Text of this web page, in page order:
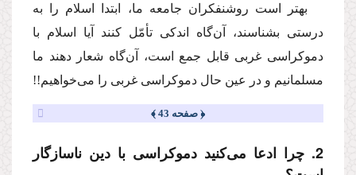
بهتر است روشنفكران جامعه ما، ابتدا اسلام را به
درستى بشناسند، آن‌گاه اندكى تأمّل كنند آیا اسلام با
دموكراسى غربى قابل جمع است، آن‌گاه شعار دهند ما
مسلمانیم و در عین حال دموكراسى غربى را مى‌خواهیم!!
﴿ صفحه 43 ﴾
2. چرا ادعا مى‌كنید دموكراسى با دین ناسازگار